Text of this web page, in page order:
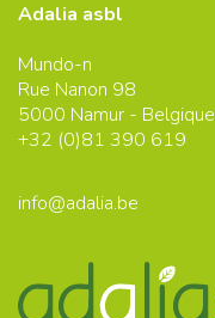
Adalia asbl
Mundo-n
Rue Nanon 98
5000 Namur - Belgique
+32 (0)81 390 619
info@adalia.be